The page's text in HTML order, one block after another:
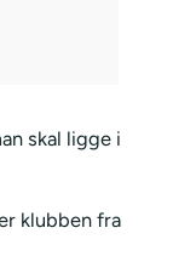
skal ligge i
klubben fra